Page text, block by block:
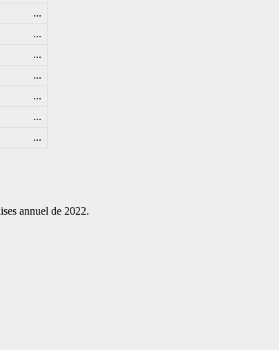
...
...
...
...
...
...
...
annuel de 2022.